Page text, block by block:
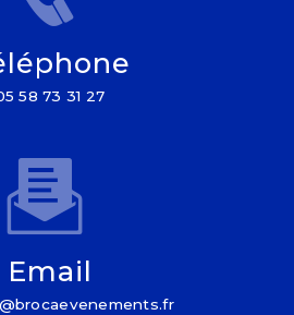
05 58 73 31 27
Email